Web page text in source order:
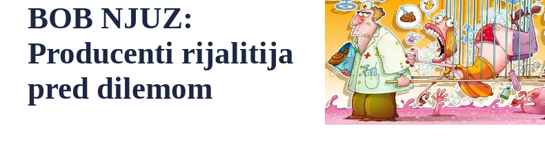
BOB NJUZ:
Producenti rijalitija
pred dilemom